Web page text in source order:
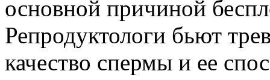
основной причиной
Репродуктологи бьют
качество спермы и ее